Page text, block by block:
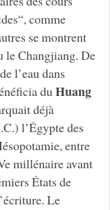
comme
se montrent
le Changjiang. De
l’eau dans
duHuang
déjà
l’Égypte des
entre
millénaire avant
États de
Le